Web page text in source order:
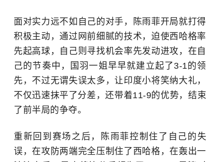
面对实力远不如自己的对手，陈雨菲开局就打得
积极主动，通过网前细腻的技术，迫使西哈格率
先起高球，自己则寻找机会率先发动进攻，在自
己的节奏中，国羽一姐早早就建立起了3-1的领
先，不过无谓失误太多，让印度小将笑纳大礼，
不仅迅速抹平了分差，还带着11-9的优势，结束
了前半局的争夺。
重新回到赛场之后，陈雨菲控制住了自己的失
误，在攻防两端完全压制住了西哈格，在轰出一